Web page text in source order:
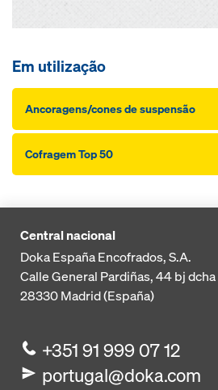
Em utilização
Ancoragens/cones de suspensão
Cofragem Top 50
Central nacional
Doka España Encofrados, S.A.
Calle General Pardiñas, 44 bj dcha
28330Madrid (España)
+351 91 999 07 12
portugal@doka.com